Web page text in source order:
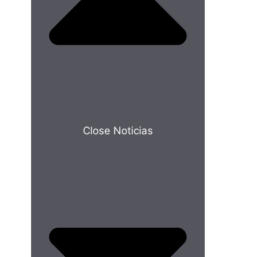
Close Noticias